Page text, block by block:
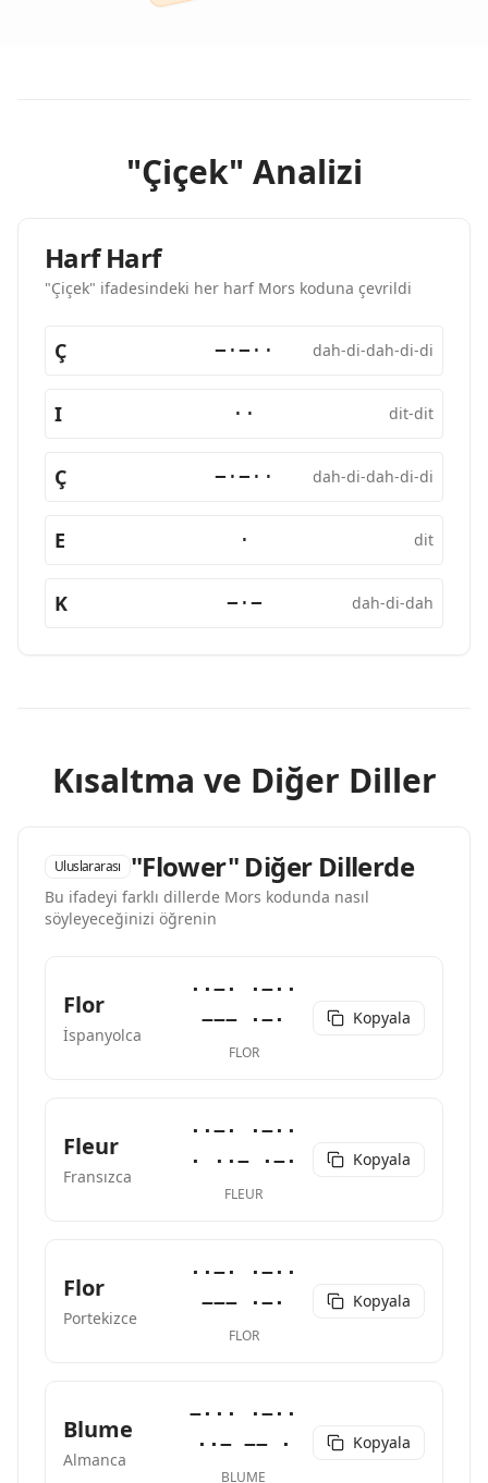
"Çiçek" Analizi
Harf Harf
"Çiçek" ifadesindeki her harf Mors koduna çevrildi
Ç −·−·· dah-di-dah-di-di
I ·· dit-dit
Ç −·−·· dah-di-dah-di-di
E · dit
K −·− dah-di-dah
Kısaltma ve Diğer Diller
Uluslararası "Flower" Diğer Dillerde
Bu ifadeyi farklı dillerde Mors kodunda nasıl
söyleyeceğinizi öğrenin
Flor
İspanyolca
··−· ·−··
−−− ·−·
FLOR
Kopyala
Fleur
Fransızca
··−· ·−··
· ··− ·−·
FLEUR
Kopyala
Flor
Portekizce
··−· ·−··
−−− ·−·
FLOR
Kopyala
Blume
Almanca
−··· ·−··
··− −− ·
BLUME
Kopyala